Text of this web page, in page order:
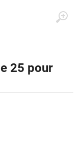
25 pour